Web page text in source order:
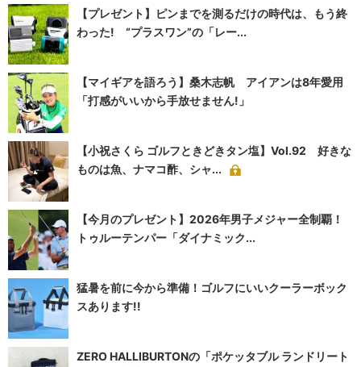
【プレゼント】ピンまでを測るだけの時代は、もう終
わった! “プラスワン”の「レー...
【マイギアを語ろう】桑木志帆 アイアンは8年愛用
「打感がいいから手放せません!」
【小祝さくら ゴルフときどきタン塩】Vol.92 好きな
ものは魚、ナマコ酢、シャ...
【今月のプレゼント】2026年男子メジャー全制覇！
トゥルーテンパー「ダイナミック...
猛暑を前に今から準備！ゴルフにいいクーラーボック
スあります!!
ZERO HALLIBURTONの「ポケッタブル ランドリート